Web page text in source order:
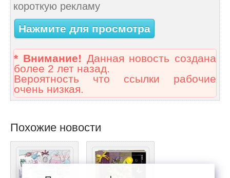
короткую рекламу
Нажмите для просмотра
* Внимание! Данная новость создана
более 2 лет назад.
Вероятность что ссылки рабочие
очень низкая.
Похожие новости